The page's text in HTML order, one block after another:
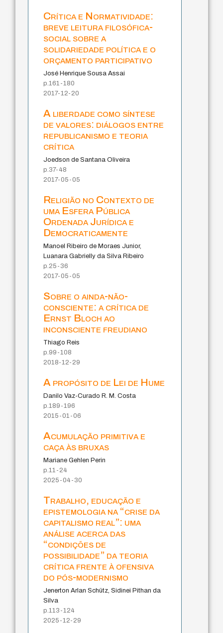
Crítica e Normatividade:
breve leitura filosófica-
social sobre a
solidariedade política e o
orçamento participativo
José Henrique Sousa Assai
p.161-180
2017-12-20
A liberdade como síntese
de valores: diálogos entre
republicanismo e teoria
crítica
Joedson de Santana Oliveira
p.37-48
2017-05-05
Religião no Contexto de
uma Esfera Pública
Ordenada Jurídica e
Democraticamente
Manoel Ribeiro de Moraes Junior,
Luanara Gabrielly da Silva Ribeiro
p.25-36
2017-05-05
Sobre o ainda-não-
consciente: a crítica de
Ernst Bloch ao
inconsciente freudiano
Thiago Reis
p.99-108
2018-12-29
A propósito de Lei de Hume
Danilo Vaz-Curado R. M. Costa
p.189-196
2015-01-06
Acumulação primitiva e
caça às bruxas
Mariane Gehlen Perin
p.11-24
2025-04-30
Trabalho, educação e
epistemologia na “crise da
capitalismo real”: uma
análise acerca das
“condições de
possibilidade” da teoria
crítica frente à ofensiva
do pós-modernismo
Jenerton Arlan Schütz, Sidinei Pithan da
Silva
p.113-124
2025-12-29